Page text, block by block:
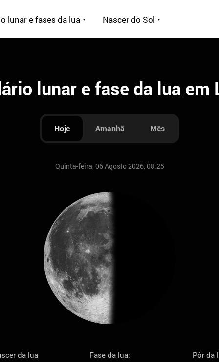
lunar e fases da lua Nascer do Sol
lunar e fase da lua em
Hoje Amanhã Mês
Quinta-feira, 06 Agosto 2026, 08:25
da lua Fase da lua: Pôr da